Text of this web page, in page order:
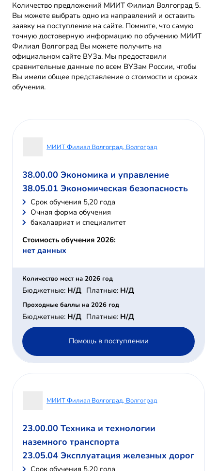
Количество предложений МИИТ Филиал Волгоград 5.
Вы можете выбрать одно из направлений и оставить
заявку на поступление на сайте. Помните, что самую
точную достоверную информацию по обучению МИИТ
Филиал Волгоград Вы можете получить на
официальном сайте ВУЗа. Мы предоставили
сравнительные данные по всем ВУЗам России, чтобы
Вы имели общее представление о стоимости и сроках
обучения.
МИИТ Филиал Волгоград, Волгоград
38.00.00 Экономика и управление
38.05.01 Экономическая безопасность
Cрок обучения 5,20 года
Очная форма обучения
бакалавриат и специалитет
Стоимость обучения 2026:
нет данных
Количество мест на 2026 год
Бюджетные: Н/Д Платные: Н/Д
Проходные баллы на 2026 год
Бюджетные: Н/Д Платные: Н/Д
Помощь в поступлении
МИИТ Филиал Волгоград, Волгоград
23.00.00 Техника и технологии
наземного транспорта
23.05.04 Эксплуатация железных дорог